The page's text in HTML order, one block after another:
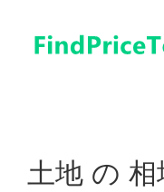
土地 の